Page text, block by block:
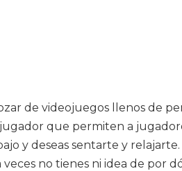
de videojuegos llenos de
que permiten a
y deseas sentarte y
no tienes ni idea de por